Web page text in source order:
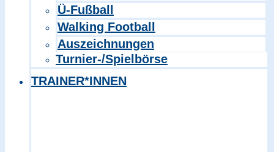
Ü-Fußball
Walking Football
Auszeichnungen
Turnier-/Spielbörse
TRAINER*INNEN